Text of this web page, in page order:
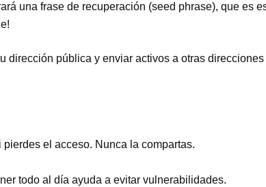
una frase de recuperación (seed phrase), que es
dirección pública y enviar activos a otras
el acceso. Nunca la compartas.
todo al día ayuda a evitar vulnerabilidades.